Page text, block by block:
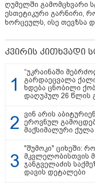
ღუმელში გამომცხვარი
ესთეტიკური გარნირი,
ხორცეულს, ისე თევზსა
კვირის კითხვადი
“უკრაინაში
გარდაეცვალა
ხდება ცნობილი
დაღუპულ 26 წლის
ვინ არის
ეროვნულ
მაქსიმალური
"შუმოკი" ციხეში:
მკვლელობისთვის
ჯანგველაძის
დავის დეტალები